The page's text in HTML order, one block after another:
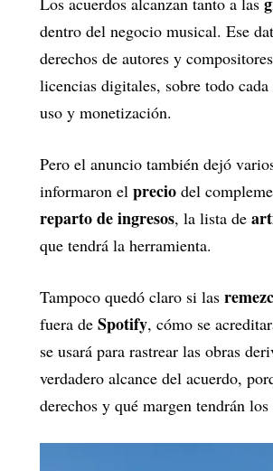
dentro del negocio musical. Ese
derechos de autores y
licencias digitales, sobre todo
uso y monetización.
Pero el anuncio también dejó
informaron el precio del
reparto de ingresos, la lista de
que tendrá la herramienta.
Tampoco quedó claro si las
fuera de Spotify, cómo se
se usará para rastrear las obras
verdadero alcance del acuerdo,
derechos y qué margen tendrán